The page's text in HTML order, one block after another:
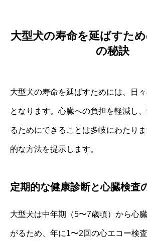
大型犬の寿命を延ばすた
の秘訣
大型犬の寿命を延ばすためには、日
となります。心臓への負担を軽減し
るためにできることは多岐にわたり
的な方法を提示します。
定期的な健康診断と心臓検査
大型犬は中年期（5〜7歳頃）から心
がるため、年に1〜2回の心エコー検